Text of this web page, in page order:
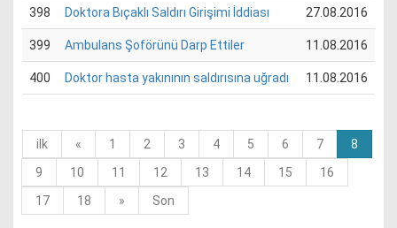
398 Doktora Bıçaklı Saldırı Girişimi İddiası 27.08.2016
399 Ambulans Şoförünü Darp Ettiler 11.08.2016
400 Doktor hasta yakınının saldırısına uğradı 11.08.2016
ilk « 1 2 3 4 5 6 7 8
9 10 11 12 13 14 15
16
17
18 » Son